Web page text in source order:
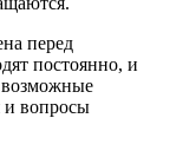
перед
постоянно, и
возможные
и вопросы